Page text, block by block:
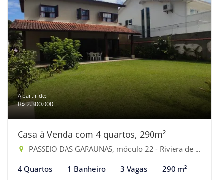
A partir de:
R$ 2.300.000
Casa à Venda com 4 quartos, 290m²
PASSEIO DAS GARAUNAS, módulo 22 - Riviera de São Lourenço, Bertioga-SP
4 Quartos 1 Banheiro 3 Vagas 290 m²